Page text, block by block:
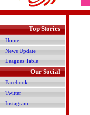
Top Stories
Home
News Update
Leagues Table
Our Social
Facebook
Twitter
Instagram